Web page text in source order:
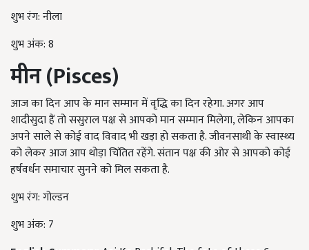
शुभ रंग: नीला
शुभ अंक: 8
मीन (Pisces)
आज का दिन आप के मान सम्मान में वृद्धि का दिन रहेगा. अगर आप
शादीसुदा हैं तो ससुराल पक्ष से आपको मान सम्मान मिलेगा, लेकिन आपका
अपने साले से कोई वाद विवाद भी खड़ा हो सकता है. जीवनसाथी के स्वास्थ्य
को लेकर आज आप थोड़ा चिंतित रहेंगे. संतान पक्ष की ओर से आपको कोई
हर्षवर्धन समाचार सुनने को मिल सकता है.
शुभ रंग: गोल्डन
शुभ अंक: 7